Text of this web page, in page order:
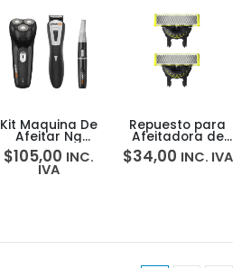
Kit Maquina De
Afeitar Ng
Deluxe Conair
Men
$105,00 INC.
IVA
Repuesto para
Afeitadora de
barba x2 Philips
Norelco
$34,00 INC. IVA